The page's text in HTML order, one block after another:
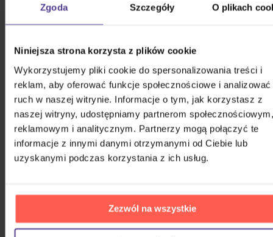
Zgoda Szczegóły O plikach
Niniejsza strona korzysta z plików cookie
Wykorzystujemy pliki cookie do spersonalizowania treści i
reklam, aby oferować funkcje społecznościowe i analizować
ruch w naszej witrynie. Informacje o tym, jak korzystasz z
naszej witryny, udostępniamy partnerom społecznościowym,
reklamowym i analitycznym. Partnerzy mogą połączyć te
informacje z innymi danymi otrzymanymi od Ciebie lub
uzyskanymi podczas korzystania z ich usług.
Zezwól na wszystkie
PODOBNI WYKONAWCY
(G)I-DLE